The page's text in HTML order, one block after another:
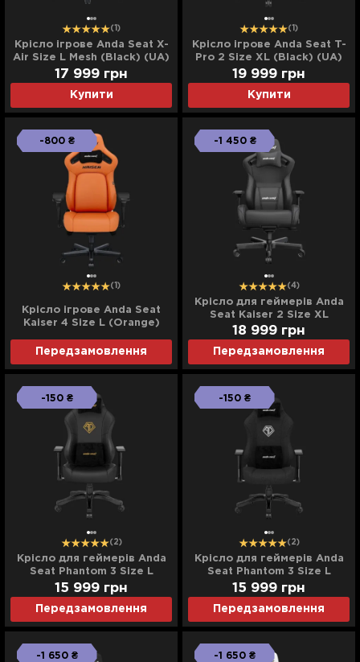
(1)
Крісло ігрове Anda Seat X-
Air Size L Mesh (Black) (UA)
Купити
17 999 грн
(1)
Крісло ігрове Anda Seat T-
Pro 2 Size XL (Black) (UA)
Купити
19 999 грн
-800 ₴
(1)
Крісло ігрове Anda Seat
Kaiser 4 Size L (Orange)
Передзамовлення
-1 450 ₴
(4)
Крісло для геймерів Anda
Seat Kaiser 2 Size XL
(Black) (UA)
Передзамовлення
18 999 грн
-150 ₴
(2)
Крісло для геймерів Anda
Seat Phantom 3 Size L
(Black/Gold) (UA)
Передзамовлення
15 999 грн
-150 ₴
(2)
Крісло для геймерів Anda
Seat Phantom 3 Size L
Fabric (Black) (UA)
Передзамовлення
15 999 грн
-1 650 ₴ -1 650 ₴